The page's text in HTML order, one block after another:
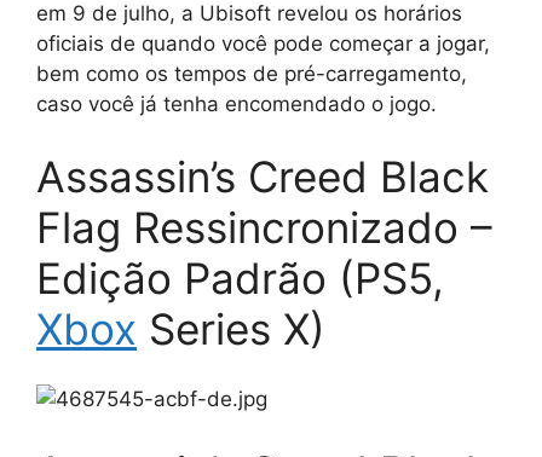
em 9 de julho, a Ubisoft revelou os horários
oficiais de quando você pode começar a jogar,
bem como os tempos de pré-carregamento,
caso você já tenha encomendado o jogo.
Assassin’s Creed Black
Flag Ressincronizado –
Edição Padrão (PS5,
Xbox Series X)